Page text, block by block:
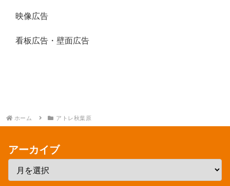
映像広告
看板広告・壁面広告
ホーム アトレ秋葉原
アーカイブ